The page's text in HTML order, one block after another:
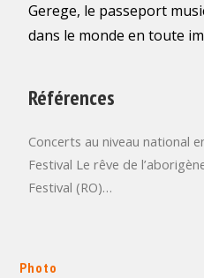
Gerege, le passeport
dans le monde en toute
Références
Concerts au niveau national
Festival Le rêve de
Festival (RO)…
Photo